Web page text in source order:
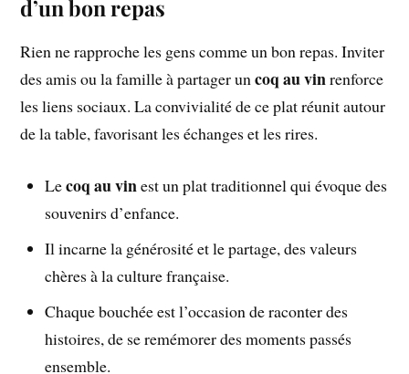
d’un bon repas
Rien ne rapproche les gens comme un bon repas. Inviter
des amis ou la famille à partager uncoq au vinrenforce
les liens sociaux. La convivialité de ce plat réunit autour
de la table, favorisant les échanges et les rires.
Lecoq au vinest un plat traditionnel qui évoque des
souvenirs d’enfance.
Il incarne la générosité et le partage, des valeurs
chères à la culture française.
Chaque bouchée est l’occasion de raconter des
histoires, de se remémorer des moments passés
ensemble.